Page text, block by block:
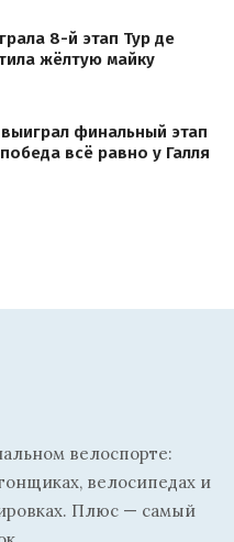
8-й этап Тур де
жёлтую майку
финальный этап
всё равно у Галля
велоспорте:
велосипедах и
Плюс — самый